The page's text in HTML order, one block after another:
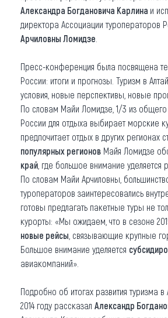
Александра Богдановича Карлина и
директора Ассоциации туроператоров
Арчиловны Ломидзе
Пресс-конференция была посвящена
России: итоги и прогнозы. Туризм в
условия, новые перспективы, новые
По словам Майи Ломидзе, 1/3 из общего
России для отдыха выбирает морские
предпочитает отдых в других регионах
популярных регионов Майя Ломидзе
край , где большое внимание уделяется
По словам Майи Арчиловны,
туроператоров заинтересовались
готовы предлагать пакетные туры не
курорты: «Мы ожидаем, что в сезоне
новые рейсы , связывающие крупные
Большое внимание уделяется
авиакомпаний».
Подробно об итогах развития туризма
2014 году рассказал Александр